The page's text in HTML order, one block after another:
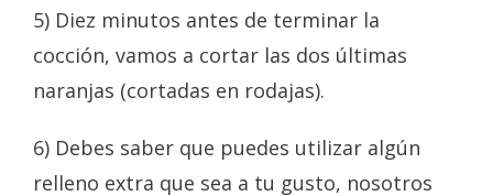
5) Diez minutos antes de terminar la
cocción, vamos a cortar las dos últimas
naranjas (cortadas en rodajas).
6) Debes saber que puedes utilizar algún
relleno extra que sea a tu gusto, nosotros